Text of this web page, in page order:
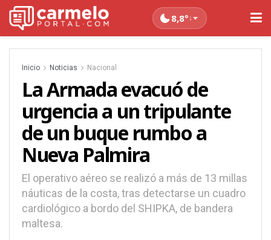
8,8°↓
Inicio Noticias Nacional
La Armada evacuó de
urgencia a un tripulante
de un buque rumbo a
Nueva Palmira
El operativo aéreo se realizó a más de 13 millas
náuticas de la costa, tras detectarse un cuadro
cardiológico a bordo del SHIPKA, de bandera
maltesa.